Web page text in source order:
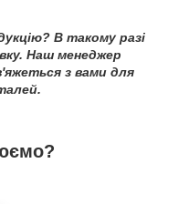
В такому разі
Наш менеджер
з вами для